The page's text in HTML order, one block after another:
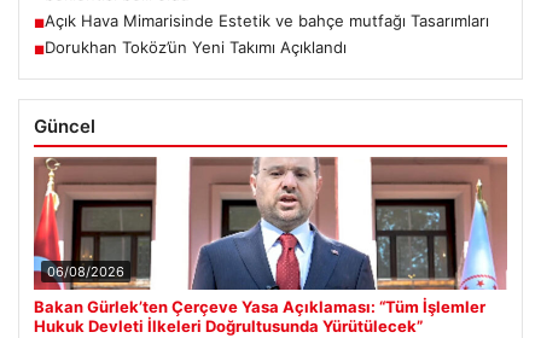
■Açık Hava Mimarisinde Estetik ve bahçe mutfağı Tasarımları
■Dorukhan Toköz’ün Yeni Takımı Açıklandı
Güncel
06/08/2026
Bakan Gürlek’ten Çerçeve Yasa Açıklaması: “Tüm İşlemler
Hukuk Devleti İlkeleri Doğrultusunda Yürütülecek”